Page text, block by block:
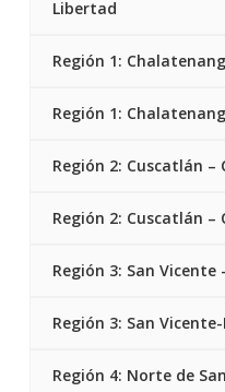
Libertad
Región 1:
Región 1:
Región 2: Cuscatlán –
Región 2: Cuscatlán –
Región 3: San Vicente
Región 3: San Vicente-
Región 4: Norte de